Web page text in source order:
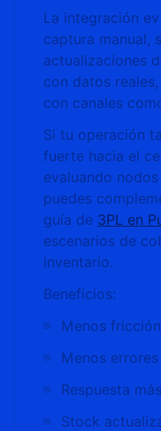
La integración
captura manual,
actualizaciones
con datos
con canales
Si tu operación
fuerte hacia el
evaluando
puedes
guía de 3PL en
escenarios de
inventario.
Beneficios:
Menos
Menos
Respuesta
Stock